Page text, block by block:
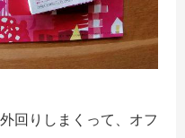
回りしまくって、オフ